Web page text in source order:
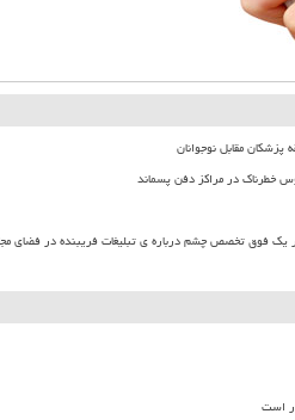
پزشکان مقابل نوجوانان
خطرناک در مراکز دفن پسماند
یک فوق تخصص چشم درباره ی تبلیغات فریبنده در فضای
است